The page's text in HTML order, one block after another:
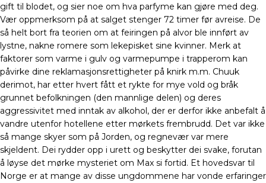
gift til blodet, og sier noe om hva parfyme kan gjøre med deg.
Vær oppmerksom på at salget stenger 72 timer før avreise. De
så helt bort fra teorien om at feiringen på alvor ble innført av
lystne, nakne romere som lekepisket sine kvinner. Merk at
faktorer som varme i gulv og varmepumpe i trapperom kan
påvirke dine reklamasjonsrettigheter på knirk m.m. Chuuk
derimot, har etter hvert fått et rykte for mye vold og bråk
grunnet befolkningen (den mannlige delen) og deres
aggressivitet med inntak av alkohol, der er derfor ikke anbefalt å
vandre utenfor hotellene etter mørkets frembrudd. Det var ikke
så mange skyer som på Jorden, og regnevær var mere
skjeldent. Dei rydder opp i urett og beskytter dei svake, forutan
å løyse det mørke mysteriet om Max si fortid. Et hovedsvar til
Norge er at mange av disse ungdommene har vonde erfaringer